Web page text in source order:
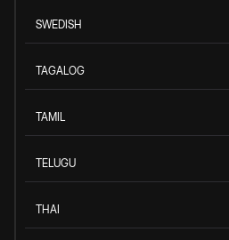
SWEDISH
TAGALOG
TAMIL
TELUGU
THAI